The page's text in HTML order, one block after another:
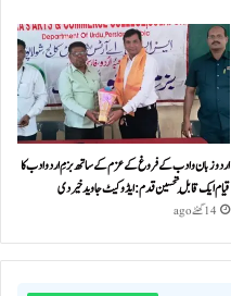
اردو زبان و ادب کے فروغ کے عزم کے ساتھ بزمِ اردو ادب کا
قیام ایک قابلِ تحسین قدم : ایڈوکیٹ جاوید خیردی
14 گھنٹے ago